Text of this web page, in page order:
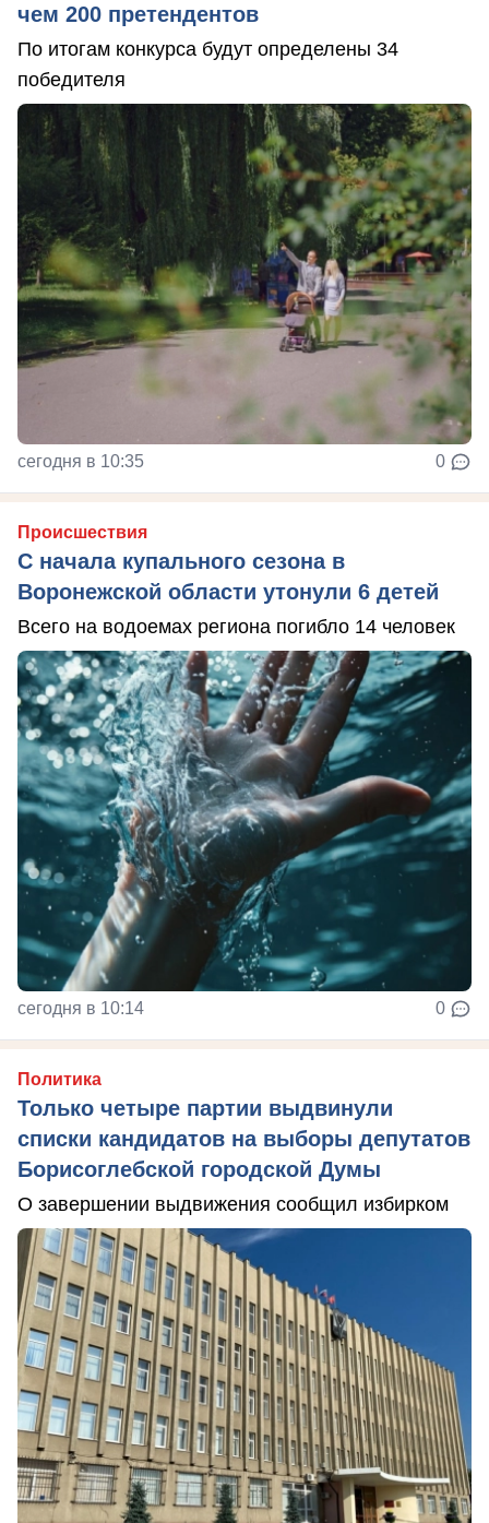
чем 200 претендентов
По итогам конкурса будут определены 34
победителя
сегодня в 10:35 0
Происшествия
С начала купального сезона в
Воронежской области утонули 6 детей
Всего на водоемах региона погибло 14 человек
сегодня в 10:14 0
Политика
Только четыре партии выдвинули
списки кандидатов на выборы депутатов
Борисоглебской городской Думы
О завершении выдвижения сообщил избирком